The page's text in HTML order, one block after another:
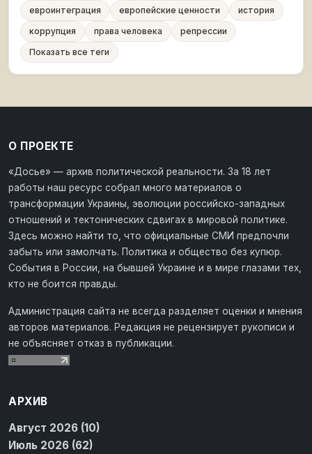
евроинтеграция
европейские ценности
история
коррупция
права человека
репрессии
Показать все теги
О ПРОЕКТЕ
«Досье» — архив политической реальности. За 18 лет
работы наш ресурс собрал много материалов о
трансформации Украины, эволюции российско-западных
отношений и тектонических сдвигах в мировой политике.
Здесь можно найти то, что официальные СМИ предпочли
забыть или замолчать. Политика и общество без купюр.
События в России, на бывшей Украине и в мире глазами тех,
кто не боится правды.
Администрация сайта не всегда разделяет оценки и мнения
авторов материалов. Редакция не рецензирует рукописи и
не объясняет отказ в публикации.
АРХИВ
Август 2026 (10)
Июль 2026 (62)